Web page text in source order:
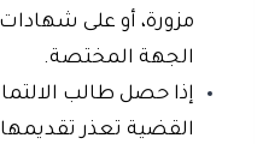
مزورة، أو على
الجهة المختصة.
إذا حصل طالب
القضية تعذر